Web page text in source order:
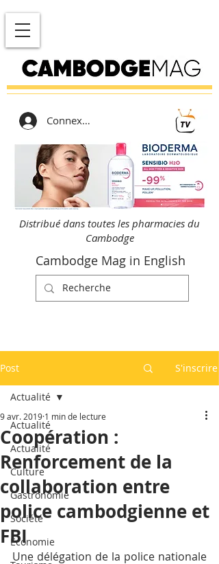
Connexion
Distribué dans toutes les pharmacies du
Cambodge
Cambodge Mag in English
Post S'inscrire
Actualité
Actualité
Culture
Gastronomie
Société
Economie
Actualité
Coopération :
Renforcement de la
collaboration entre
police cambodgienne et
FBI
9 avr. 2019 1 min de lecture
Une délégation de la police nationale